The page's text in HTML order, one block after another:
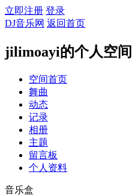
立即注册 登录
DJ音乐网 返回首页
jilimoayi的个人空间
空间首页
舞曲
动态
记录
相册
主题
留言板
个人资料
音乐盒